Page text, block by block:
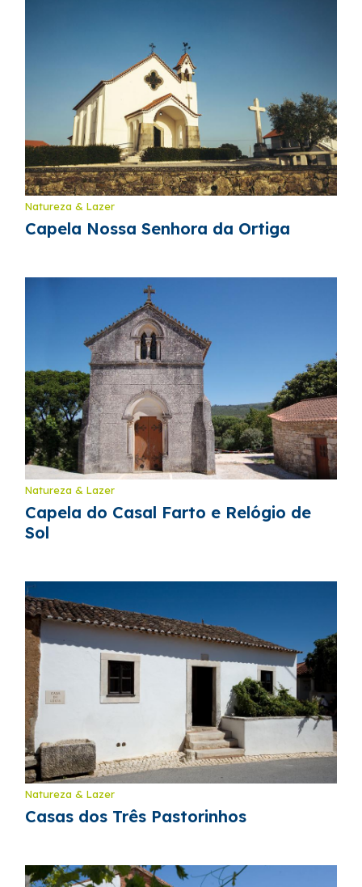
Natureza & Lazer
Capela Nossa Senhora da Ortiga
Natureza & Lazer
Capela do Casal Farto e Relógio de
Sol
Natureza & Lazer
Casas dos Três Pastorinhos